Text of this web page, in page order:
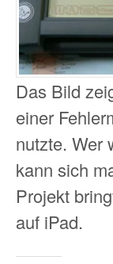
Das Bild
einer
nutzte. Wer
kann sich
Projekt
auf iPad.